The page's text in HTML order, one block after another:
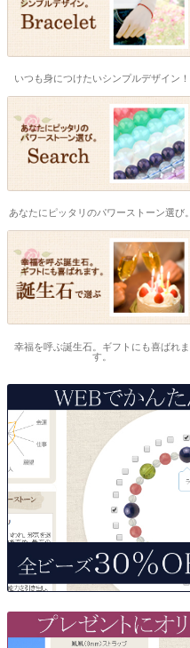
いつも身につけたいシンプルデザイン！
あなたにピッタリのパワーストーン選び。
幸福を呼ぶ誕生石。ギフトにも喜ばれま
す。